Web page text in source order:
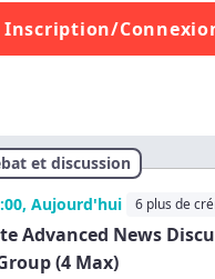
Inscription/
et discussion
Aujourd'hui
6 plus de
Advanced News
(4 Max)